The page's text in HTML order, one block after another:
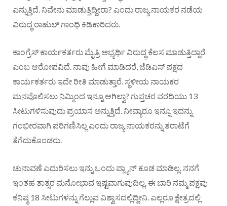
ಎನ್ನುತ್ತಿದೆ. ನಿವೇನು ಮಾಡುತ್ತಿದ್ದೀರಾ? ಎಂದು ರಾಜ್ಯ ನಾಯಕರ ನಡೆಯ
ವಿರುದ್ಧ ರಾಹುಲ್ ಗಾಂಧಿ ಕಿಡಿಕಾರಿದರು.
ಕಾಂಗ್ರೆಸ್ ಕಾರ್ಯಕರ್ತರು ಮೈತ್ರಿ ಅಭ್ಯರ್ಥಿ ವಿರುದ್ಧ ಕೆಲಸ ಮಾಡುತ್ತಿದ್ದಾರೆ
ಎಂಬ ಆರೋಪವಿದೆ. ನಾವು ಹೀಗೆ ಮಾಡಿದರೆ, ಜೆಡಿಎಸ್​ ಪಕ್ಷದ
ಕಾರ್ಯಕರ್ತರು ಇದೇ ರೀತಿ ಮಾಡುತ್ತಾರೆ. ಸ್ಥಳೀಯ ನಾಯಕರ
ಮನವೊಲಿಸಲು ನಿಮ್ಮಿಂದ ಇನ್ನೂ ಆಗಿಲ್ವಾ? ಗುಪ್ತಚರ ವರದಿಯು 13
ಸೀಟುಗಳಿಸುವುದು ಪ್ರಯಾಸ ಅನ್ನುತ್ತಿದೆ. ನೀವ್ಯಾರೂ ಇನ್ನೂ ಇದನ್ನು
ಗಂಭೀರವಾಗಿ ಪರಿಗಣಿಸಿಲ್ಲ ಎಂದು ರಾಜ್ಯ ನಾಯಕರನ್ನು ತರಾಟೆಗೆ
ತೆಗೆದುಕೊಂಡರು.
ಚುನಾವಣೆ ಎದುರಿಸಲು ಇನ್ನು ಒಂದು ಪ್ಲ್ಯಾನ್ ಕೂಡ ಮಾಡಿಲ್ಲ. ನನಗೆ
ಇಂತಹ ತಾತ್ಸರ ಮನೋಭಾವ ಇಷ್ಟವಾಗುವುದಿಲ್ಲ. ಈ ಬಾರಿ ನಮ್ಮ ಪಕ್ಷವು
ಕನಿಷ್ಠ 18 ಸೀಟುಗಳನ್ನು ಗೆಲ್ಲುವ ವಿಶ್ವಾಸದಲ್ಲಿದ್ದೀನಿ. ಎಲ್ಲರೂ ಕ್ಷೇತ್ರದಲ್ಲಿ